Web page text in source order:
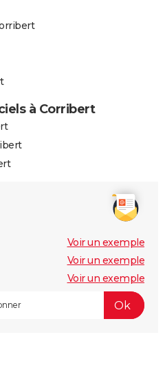
à Corribert
Voir un exemple
Voir un exemple
Voir un exemple